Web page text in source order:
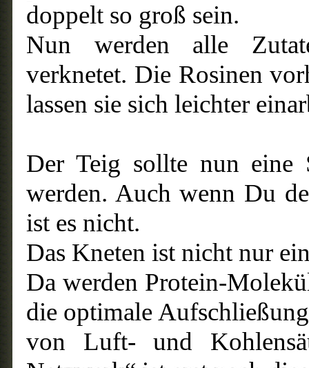
doppelt so groß sein.
Nun werden alle
verknetet. Die Rosinen
lassen sie sich leichter
Der Teig sollte nun eine
werden. Auch wenn Du
ist es nicht.
Das Kneten ist nicht nur
Da werden Protein-
die optimale
von Luft- und